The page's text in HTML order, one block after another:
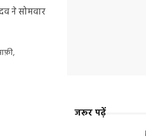
ने सोमवार
,
जरूर पढ़ें